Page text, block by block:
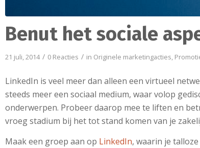
Benut het sociale
21 juli, 2014 / 0 Reacties / in Originele marketingacties
LinkedIn is veel meer dan alleen een virtueel
steeds meer een sociaal medium, waar volop
onderwerpen. Probeer daarop mee te liften en
vroeg stadium bij het tot stand komen van je
Maak een groep aan op LinkedIn, waarin je